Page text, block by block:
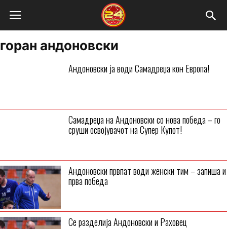
горан андоновски
Андоновски ја води Самадреџа кон Европа!
Самадреџа на Андоновски со нова победа – го
сруши освојувачот на Супер Купот!
Андоновски првпат води женски тим – запиша и
прва победа
Се разделија Андоновски и Раховец